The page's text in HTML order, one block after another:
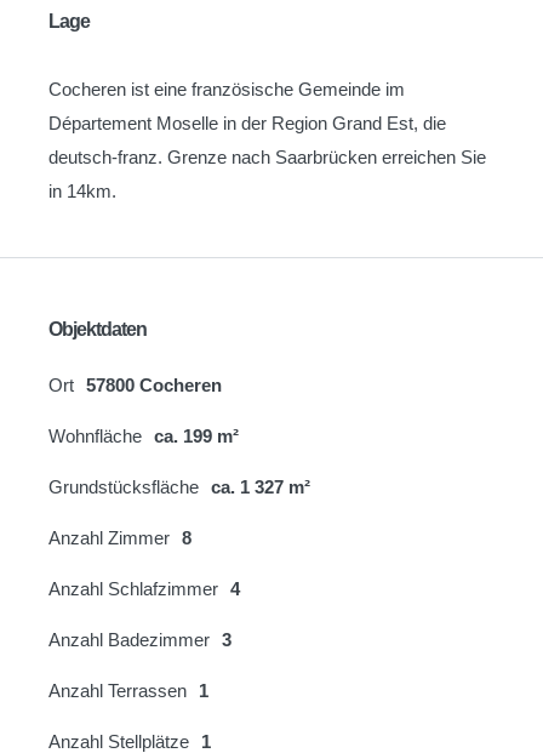
Lage
Cocheren ist eine französische Gemeinde im
Département Moselle in der Region Grand Est, die
deutsch-franz. Grenze nach Saarbrücken erreichen Sie
in 14km.
Objektdaten
Ort 57800 Cocheren
Wohnfläche ca. 199 m²
Grundstücksfläche ca. 1 327 m²
Anzahl Zimmer 8
Anzahl Schlafzimmer 4
Anzahl Badezimmer 3
Anzahl Terrassen 1
Anzahl Stellplätze 1